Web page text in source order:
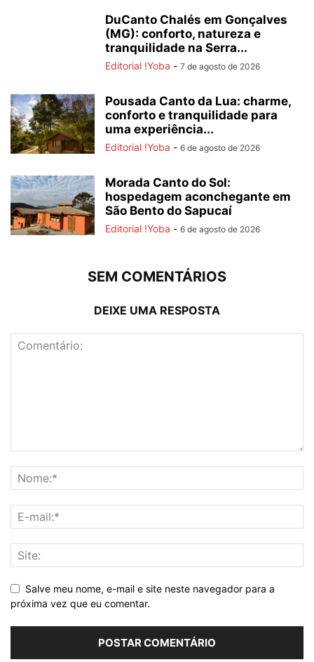
DuCanto Chalés em Gonçalves
(MG): conforto, natureza e
tranquilidade na Serra...
Editorial !Yoba - 7 de agosto de 2026
Pousada Canto da Lua: charme,
conforto e tranquilidade para
uma experiência...
Editorial !Yoba - 6 de agosto de 2026
Morada Canto do Sol:
hospedagem aconchegante em
São Bento do Sapucaí
Editorial !Yoba - 6 de agosto de 2026
SEM COMENTÁRIOS
DEIXE UMA RESPOSTA
Salve meu nome, e-mail e site neste navegador para a
próxima vez que eu comentar.